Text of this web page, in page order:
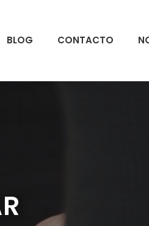
BLOG CONTACTO